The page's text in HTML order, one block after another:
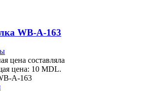
WB-A-163
цена составляла
цена: 10 MDL.
A-163